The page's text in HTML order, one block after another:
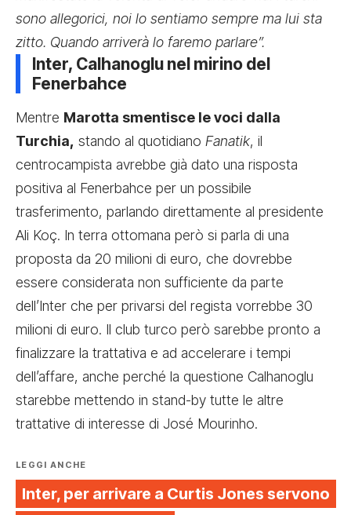
sono allegorici, noi lo sentiamo sempre ma lui sta
zitto. Quando arriverà lo faremo parlare”.
Inter, Calhanoglu nel mirino del
Fenerbahce
Mentre Marotta smentisce le voci dalla
Turchia, stando al quotidiano Fanatik, il
centrocampista avrebbe già dato una risposta
positiva al Fenerbahce per un possibile
trasferimento, parlando direttamente al presidente
Ali Koç. In terra ottomana però si parla di una
proposta da 20 milioni di euro, che dovrebbe
essere considerata non sufficiente da parte
dell’Inter che per privarsi del regista vorrebbe 30
milioni di euro. Il club turco però sarebbe pronto a
finalizzare la trattativa e ad accelerare i tempi
dell’affare, anche perché la questione Calhanoglu
starebbe mettendo in stand-by tutte le altre
trattative di interesse di José Mourinho.
LEGGI ANCHE
Inter, per arrivare a Curtis Jones servono